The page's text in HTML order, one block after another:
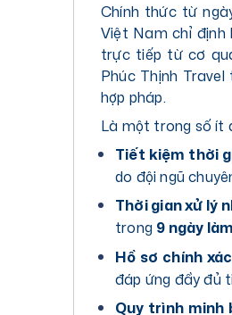
Chính thức từ
Việt Nam chỉ định
trực tiếp từ cơ
Phúc Thịnh
hợp pháp.
Là một trong số ít
Tiết kiệm thời
do đội ngũ
Thời gian xử lý
trong 9 ngày
Hồ sơ chính
đáp ứng đầy đủ
Quy trình minh